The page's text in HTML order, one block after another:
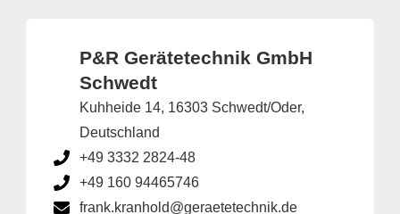
P&R Gerätetechnik GmbH
Schwedt
Kuhheide 14, 16303 Schwedt/Oder,
Deutschland
+49 3332 2824-48
+49 160 94465746
frank.kranhold@geraetetechnik.de